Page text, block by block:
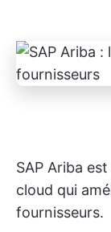
SAP Ariba
cloud qui
fournisseurs.